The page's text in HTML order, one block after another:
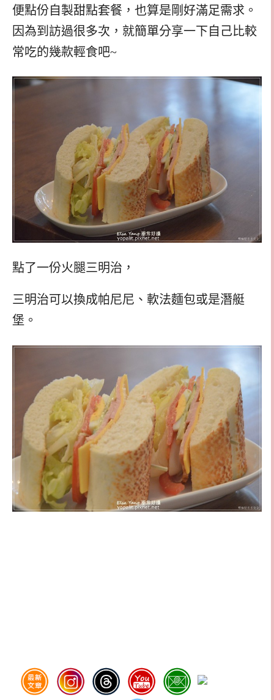
便點份自製甜點套餐，也算是剛好滿足需求。
因為到訪過很多次，就簡單分享一下自己比較
常吃的幾款輕食吧~
點了一份火腿三明治，
三明治可以換成帕尼尼、軟法麵包或是潛艇
堡。